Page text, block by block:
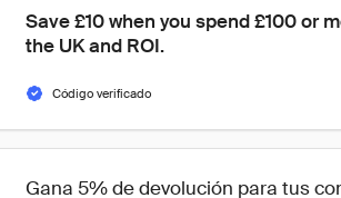
Save £10 when you spend £100 or
the UK and ROI.
Código verificado
Gana 5% de devolución para tus